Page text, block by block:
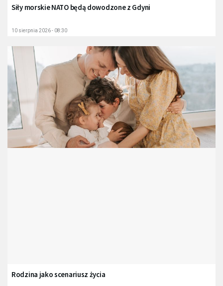
Siły morskie NATO będą dowodzone z Gdyni
10 sierpnia 2026 - 08:30
Rodzina jako scenariusz życia